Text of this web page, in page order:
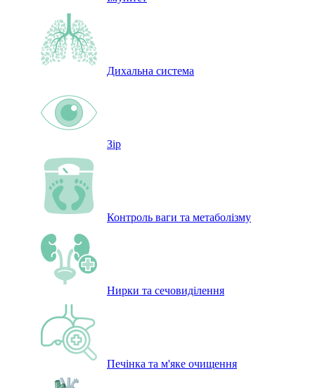
Дихальна система
Зір
Контроль ваги та метаболізму
Нирки та сечовиділення
Печінка та м'яке очищення